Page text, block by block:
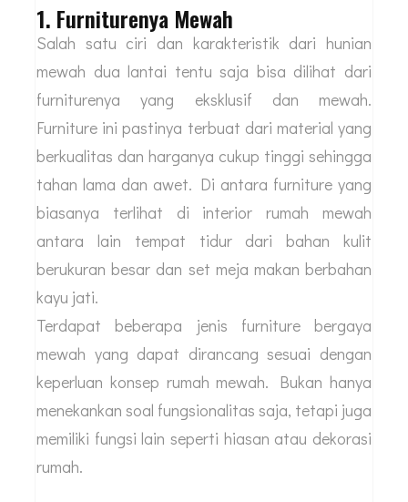
1. Furniturenya Mewah
Salah satu ciri dan karakteristik dari hunian
mewah dua lantai tentu saja bisa dilihat dari
furniturenya yang eksklusif dan mewah.
Furniture ini pastinya terbuat dari material yang
berkualitas dan harganya cukup tinggi sehingga
tahan lama dan awet. Di antara furniture yang
biasanya terlihat di interior rumah mewah
antara lain tempat tidur dari bahan kulit
berukuran besar dan set meja makan berbahan
kayu jati.
Terdapat beberapa jenis furniture bergaya
mewah yang dapat dirancang sesuai dengan
keperluan konsep rumah mewah. Bukan hanya
menekankan soal fungsionalitas saja, tetapi juga
memiliki fungsi lain seperti hiasan atau dekorasi
rumah.